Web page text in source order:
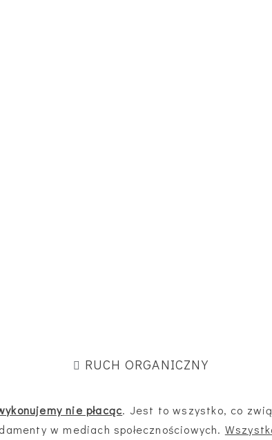
RUCH ORGANICZNY
nie płacąc. Jest to wszystko, co
w mediach społecznościowych.